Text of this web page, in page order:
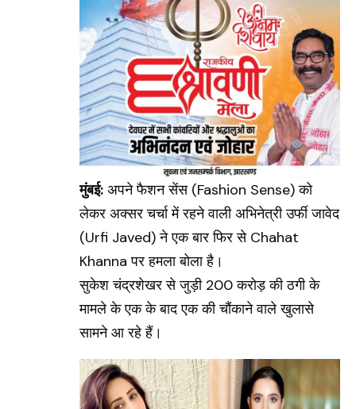
मुंबई: अपने फैशन सेंस (Fashion Sense) को
लेकर अक्सर चर्चा में रहने वाली अभिनेत्री उर्फी जावेद
(Urfi Javed)ने एक बार फिर से Chahat
Khanna पर हमला बोला है।
सुकेश चंद्रशेखर से जुड़ी 200 करोड़ की ठगी के
मामले के एक के बाद एक की चौंकाने वाले खुलासे
सामने आ रहे हैं।